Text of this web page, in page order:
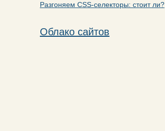
Разгоняем CSS-селекторы: стоит ли?
Облако сайтов